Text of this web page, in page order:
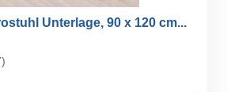
Unterlage, 90 x 120 cm...